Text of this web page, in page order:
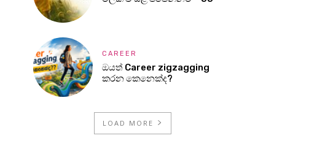
CAREER
ඔයත් Career zigzagging
කරන කෙනෙක්ද?
LOAD MORE